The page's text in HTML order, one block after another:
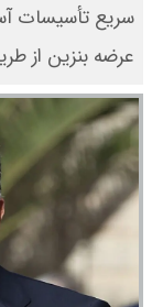
سریع تأسیسات
عرضه بنزین از